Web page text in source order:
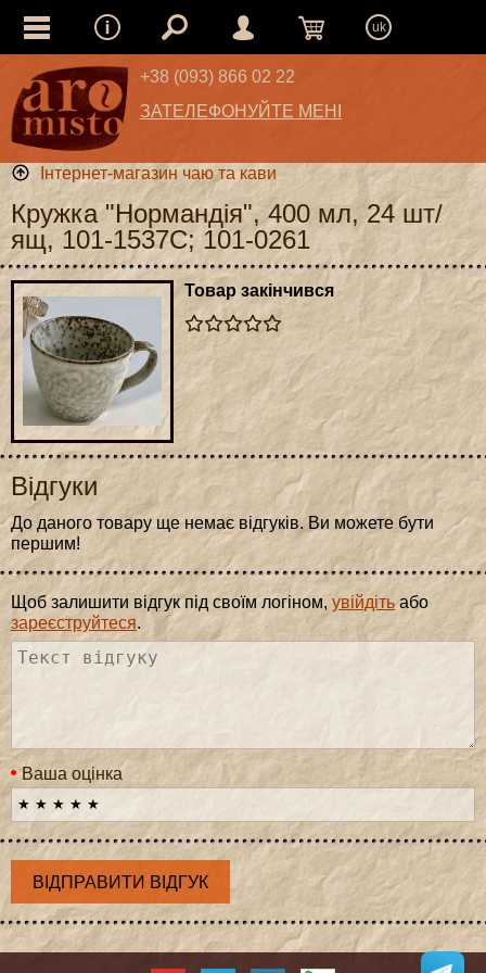
uk
+38 (093) 866 02 22
ЗАТЕЛЕФОНУЙТЕ МЕНІ
Інтернет-магазин чаю та кави
Кружка "Нормандія", 400 мл, 24 шт/
ящ, 101-1537C; 101-0261
Товар закінчився
Відгуки
До даного товару ще немає відгуків. Ви можете бути
першим!
Щоб залишити відгук під своїм логіном, увійдіть або
зареєструйтеся.
Ваша оцінка